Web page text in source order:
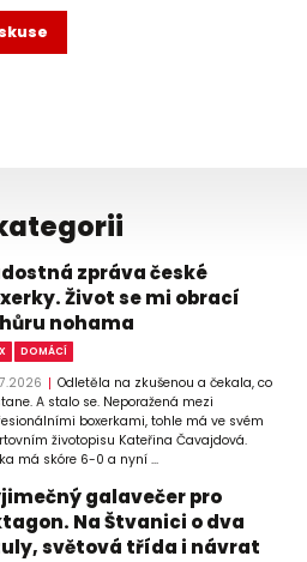
zpráva české
Život se mi obrací
nohama
DOMÁCÍ
Odletěla na zkušenou a čekala, co
A stalo se. Neporažená mezi
boxerkami, tohle má ve svém
životopisu Kateřina Čavajdová.
má skóre 6-0 a nyní ...
galavečer pro
Na Štvanici o dva
světová třída i návrat